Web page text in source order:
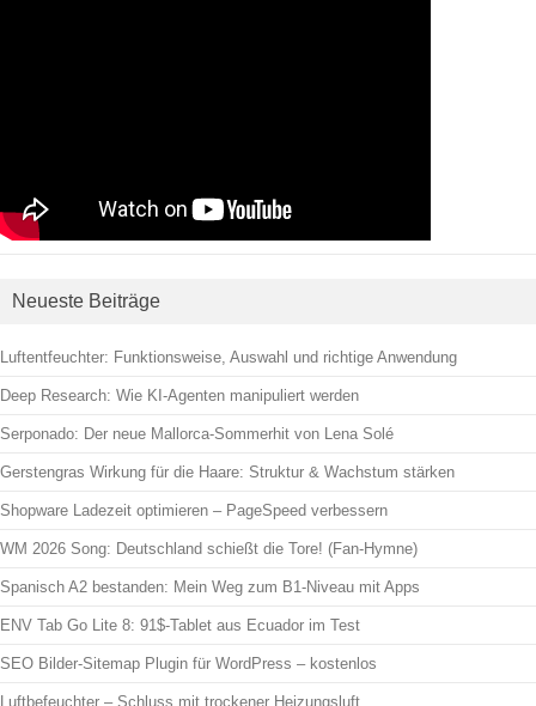
Neueste Beiträge
Luftentfeuchter: Funktionsweise, Auswahl und richtige Anwendung
Deep Research: Wie KI-Agenten manipuliert werden
Serponado: Der neue Mallorca-Sommerhit von Lena Solé
Gerstengras Wirkung für die Haare: Struktur & Wachstum stärken
Shopware Ladezeit optimieren – PageSpeed verbessern
WM 2026 Song: Deutschland schießt die Tore! (Fan-Hymne)
Spanisch A2 bestanden: Mein Weg zum B1-Niveau mit Apps
ENV Tab Go Lite 8: 91$-Tablet aus Ecuador im Test
SEO Bilder-Sitemap Plugin für WordPress – kostenlos
Luftbefeuchter – Schluss mit trockener Heizungsluft